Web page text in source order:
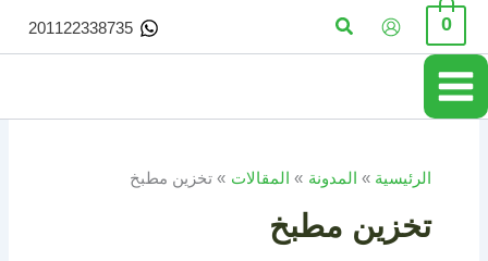
تخطي
المحتوى
0 البحث 201122338735
الرئيسية المدونة المقالات تخزين مطبخ
تخزين مطبخ